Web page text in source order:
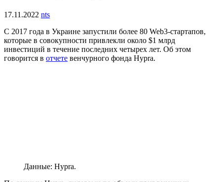
17.11.2022 nts
С 2017 года в Украине запустили более 80 Web3-стартапов,
которые в совокупности привлекли около $1 млрд
инвестиций в течение последних четырех лет. Об этом
говорится в отчете венчурного фонда Hypra.
Данные: Hypra.